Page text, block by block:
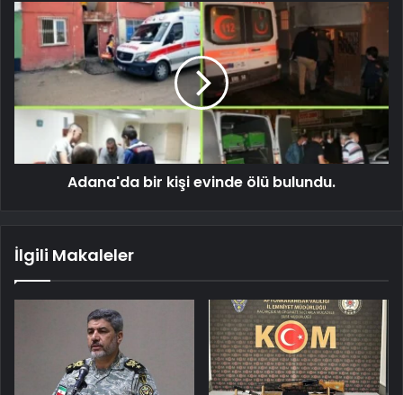
Adana'da bir kişi evinde ölü bulundu.
İlgili Makaleler